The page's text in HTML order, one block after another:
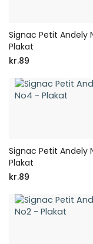
Signac Petit Andely
Plakat
kr.89
Signac Petit Andely
Plakat
kr.89